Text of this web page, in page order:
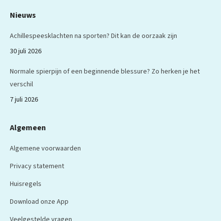
Nieuws
Achillespeesklachten na sporten? Dit kan de oorzaak zijn
30 juli 2026
Normale spierpijn of een beginnende blessure? Zo herken je het
verschil
7 juli 2026
Algemeen
Algemene voorwaarden
Privacy statement
Huisregels
Download onze App